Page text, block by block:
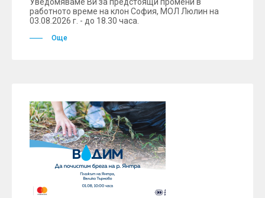
работното време на клон София, МОЛ Люлин на
03.08.2026 г. - до 18.30 часа.
Още